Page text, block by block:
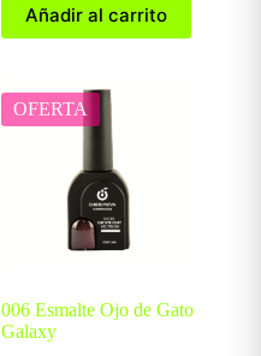
original
era:
actual
es:
Añadir al carrito
OFERTA
006 Esmalte Ojo de Gato
Galaxy